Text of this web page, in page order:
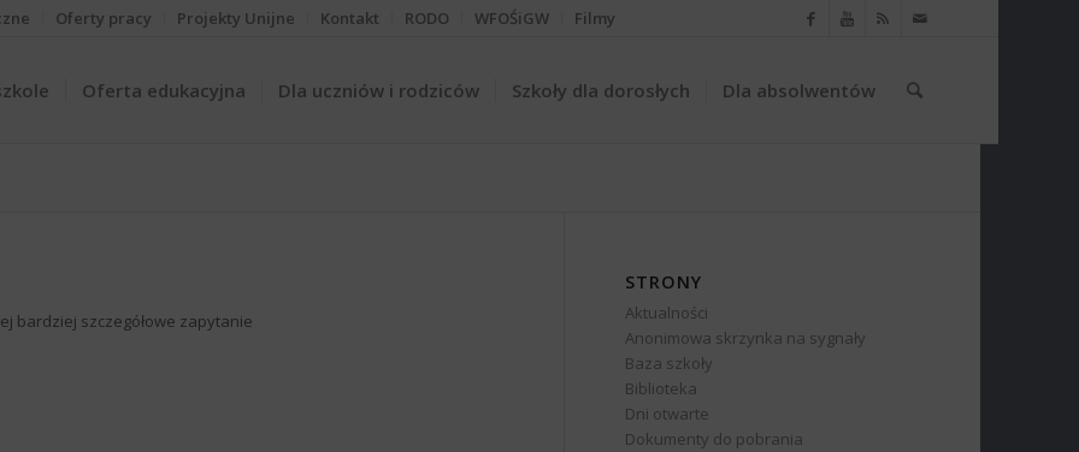
Oferty pracy Projekty Unijne Kontakt RODO WFOŚiGW Filmy
Oferta edukacyjna Dla uczniów i rodziców Szkoły dla dorosłych Dla absolwentów
bardziej szczegółowe zapytanie
STRONY
Aktualności
Anonimowa skrzynka na sygnały
Baza szkoły
Biblioteka
Dni otwarte
Dokumenty do pobrania